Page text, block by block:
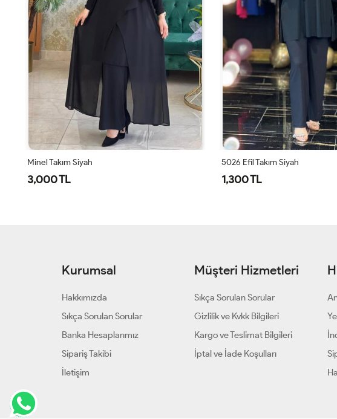
Minel Takım Siyah
3,000 TL
5026 Efil Takım Siyah
1,300 TL
Kurumsal
Hakkımızda
Sıkça Sorulan Sorular
Banka Hesaplarımız
Sipariş Takibi
İletişim
Müşteri Hizmetleri
Sıkça Sorulan Sorular
Gizlilik ve Kvkk Bilgileri
Kargo ve Teslimat Bilgileri
İptal ve İade Koşulları